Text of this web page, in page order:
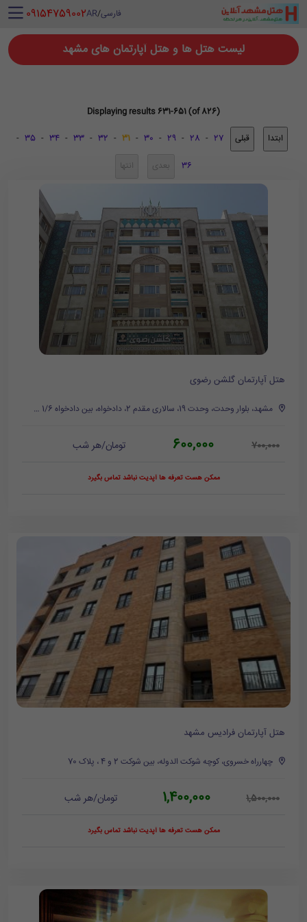
فارسی/
AR
‪ 09154759002
لیست هتل ها و هتل آپارتمان های مشهد
Displaying results 631-651 (of 826)
27
-
28
-
29
-
30
-
31
-
32
-
33
-
34
-
35
-
36
هتل آپارتمان گلشن رضوی
مشهد، بلوار وحدت، وحدت 19، سالاری مقدم 2، دادخواه، بین دادخواه 1/6 و 6
700,000
600,000 تومان/هر شب
ممکن هست تعرفه ها آپدیت نباشد تماس بگیرد
هتل آپارتمان فرادیس مشهد
چهارراه خسروی، کوچه شوکت الدوله، بین شوکت 2 و 4 ، پلاک 70
1,500,000
1,400,000 تومان/هر شب
ممکن هست تعرفه ها آپدیت نباشد تماس بگیرد